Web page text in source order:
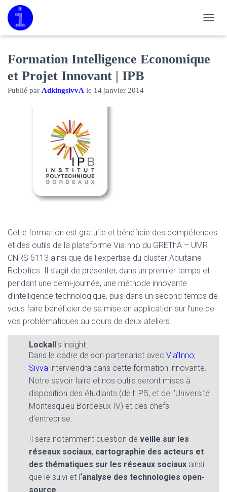
É
I
Formation Intelligence Economique
et Projet Innovant | IPB
Publié par AdkingsivvA le 14 janvier 2014
Cette formation est gratuite et bénéficie des compétences
et des outils de la plateforme ViaInno du GREThA – UMR
CNRS 5113 ainsi que de l’expertise du cluster Aquitaine
Robotics. Il s’agit de présenter, dans un premier temps et
pendant une demi-journée, une méthode innovante
d’intelligence technologique, puis dans un second temps de
vous faire bénéficier de sa mise en application sur l’une de
vos problématiques au cours de deux ateliers.
Lockall‘s insight:
Dans le cadre de son partenariat avec Via’Inno,
Sivva interviendra dans cette formation innovante.
Notre savoir faire et nos outils seront mises à
disposition des étudiants (de l’IPB, et de l’Université
Montesquieu Bordeaux IV) et des chefs
d’entreprise.
Il sera notamment question de veille sur les
réseaux sociaux, cartographie des acteurs et
des thématiques sur les réseaux sociaux ainsi
que le suivi et l‘analyse des technologies open-
source.